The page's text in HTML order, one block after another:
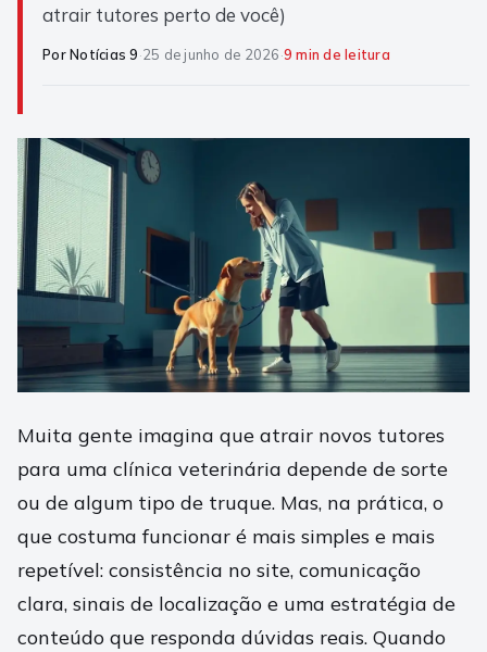
atrair tutores perto de você)
Por Notícias 9·25 de junho de 2026·9 min de leitura
Muita gente imagina que atrair novos tutores
para uma clínica veterinária depende de sorte
ou de algum tipo de truque. Mas, na prática, o
que costuma funcionar é mais simples e mais
repetível: consistência no site, comunicação
clara, sinais de localização e uma estratégia de
conteúdo que responda dúvidas reais. Quando